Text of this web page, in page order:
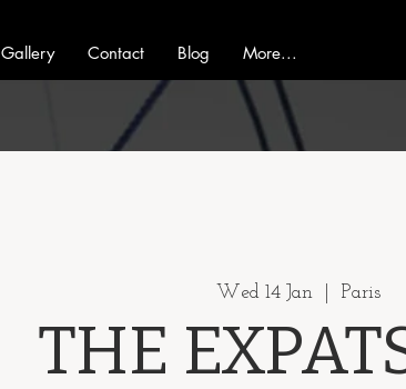
Gallery Contact Blog More...
Wed 14 Jan
  |
Paris
THE